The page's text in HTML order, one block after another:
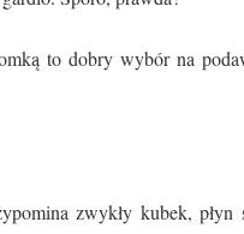
to dobry wybór na
zwykły kubek,